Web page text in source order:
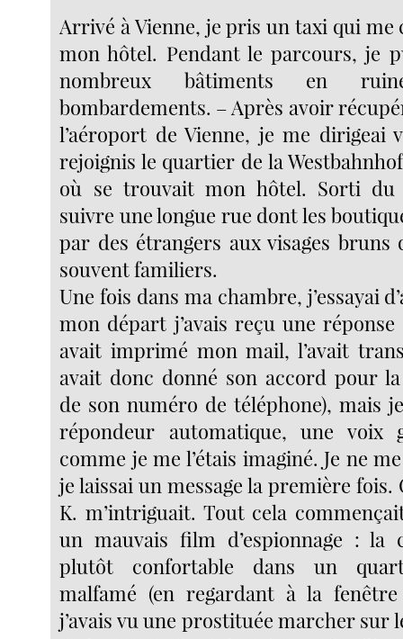
Arrivé à Vienne, je pris un taxi qui me
mon hôtel. Pendant le parcours, je
nombreux bâtiments en
bombardements. – Après avoir
l’aéroport de Vienne, je me dirigeai
rejoignis le quartier de la
où se trouvait mon hôtel. Sorti
suivre une longue rue dont les
par des étrangers aux visages
souvent familiers.
Une fois dans ma chambre, j’essayai
mon départ j’avais reçu une
avait imprimé mon mail, l’avait
avait donc donné son accord pour
de son numéro de téléphone), mais
répondeur automatique, une voix
comme je me l’étais imaginé. Je ne
je laissai un message la première fois.
K. m’intriguait. Tout cela
un mauvais film d’espionnage : la
plutôt confortable dans un
malfamé (en regardant à la
j’avais vu une prostituée marcher